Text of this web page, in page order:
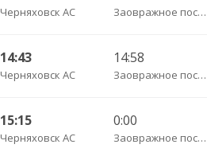
Черняховск АС Заовражное поселок трасса
14:43
Черняховск АС
14:58
Заовражное поселок трасса
15:15
Черняховск АС
0:00
Заовражное поселок трасса